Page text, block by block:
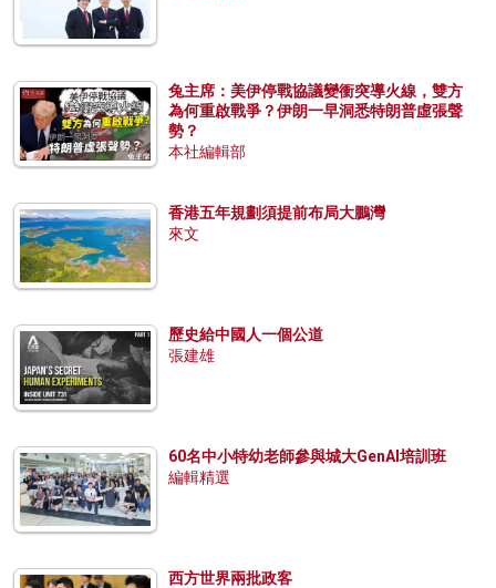
兔主席：美伊停戰協議變衝突導火線，雙方
為何重啟戰爭？伊朗一早洞悉特朗普虛張聲
勢？
本社編輯部
香港五年規劃須提前布局大鵬灣
來文
歷史給中國人一個公道
張建雄
60名中小特幼老師參與城大GenAI培訓班
編輯精選
西方世界兩批政客